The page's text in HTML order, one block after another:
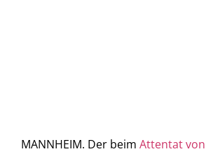
MANNHEIM. Der beim Attentat